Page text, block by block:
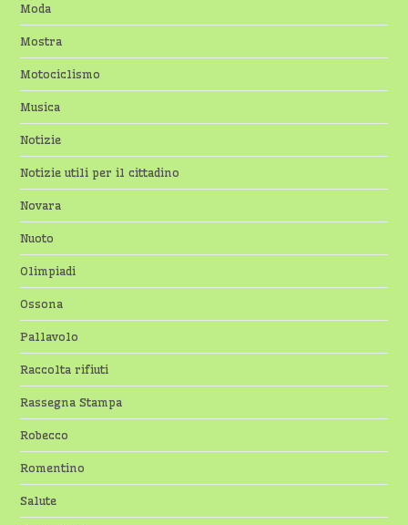
Moda
Mostra
Motociclismo
Musica
Notizie
Notizie utili per il cittadino
Novara
Nuoto
Olimpiadi
Ossona
Pallavolo
Raccolta rifiuti
Rassegna Stampa
Robecco
Romentino
Salute